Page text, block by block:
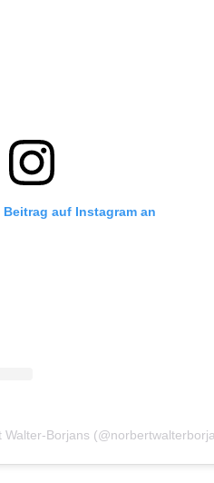
auf Instagram an
Borjans